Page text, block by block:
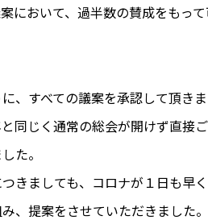
において、過半数の賛成をもって
、すべての議案を承認して頂き
同じく通常の総会が開けず直接
た。
きましても、コロナが１日も早
、提案をさせていただきました。